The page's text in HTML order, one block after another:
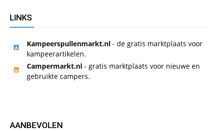
LINKS
Kampeerspullenmarkt.nl - de gratis marktplaats voor
kampeerartikelen.
Campermarkt.nl - gratis marktplaats voor nieuwe en
gebruikte campers.
AANBEVOLEN